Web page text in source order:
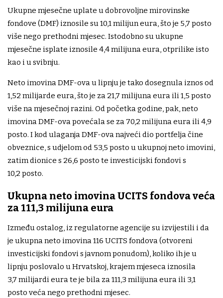
Ukupne mjesečne uplate u dobrovoljne mirovinske
fondove (DMF) iznosile su 10,1 milijun eura, što je 5,7 posto
više nego prethodni mjesec. Istodobno su ukupne
mjesečne isplate iznosile 4,4 milijuna eura, otprilike isto
kao i u svibnju.
Neto imovina DMF-ova u lipnju je tako dosegnula iznos od
1,52 milijarde eura, što je za 21,7 milijuna eura ili 1,5 posto
više na mjesečnoj razini. Od početka godine, pak, neto
imovina DMF-ova povećala se za 70,2 milijuna eura ili 4,9
posto. I kod ulaganja DMF-ova najveći dio portfelja čine
obveznice, s udjelom od 53,5 posto u ukupnoj neto imovini,
zatim dionice s 26,6 posto te investicijski fondovi s
10,2 posto.
Ukupna neto imovina UCITS fondova veća
za 111,3 milijuna eura
Između ostalog, iz regulatorne agencije su izvijestili i da
je ukupna neto imovina 116 UCITS fondova (otvoreni
investicijski fondovi s javnom ponudom), koliko ih je u
lipnju poslovalo u Hrvatskoj, krajem mjeseca iznosila
3,7 milijardi eura te je bila za 111,3 milijuna eura ili 3,1
posto veća nego prethodni mjesec.